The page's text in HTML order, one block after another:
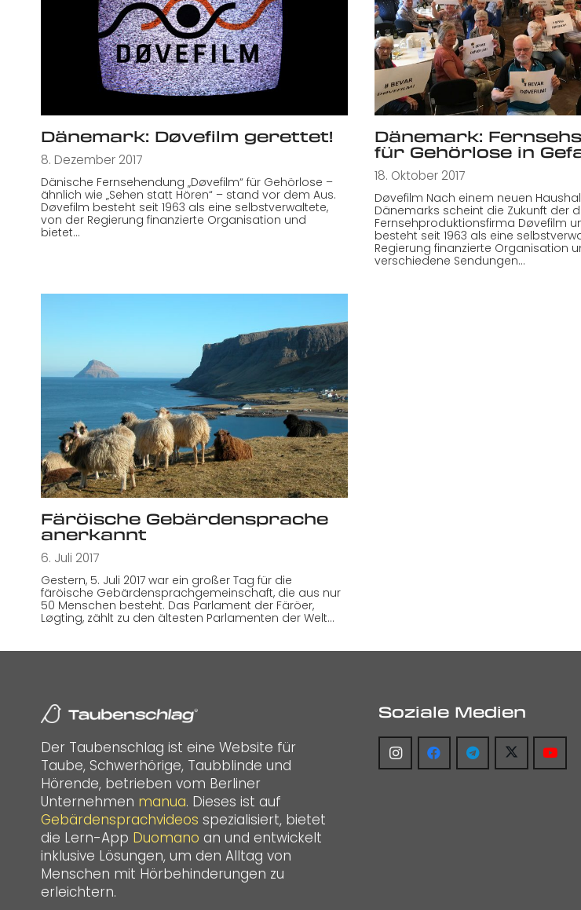
Dänemark: Døvefilm gerettet!
8. Dezember 2017
Dänische Fernsehendung „Døvefilm“ für Gehörlose –
ähnlich wie „Sehen statt Hören“ – stand vor dem Aus.
Døvefilm besteht seit 1963 als eine selbstverwaltete,
von der Regierung finanzierte Organisation und
bietet…
Dänemark:
für Gehörlose in
18. Oktober 2017
Døvefilm Nach einem neuen
Dänemarks scheint die Zukunft der
Fernsehproduktionsfirma Døvefilm
besteht seit 1963 als eine
Regierung finanzierte Organisation
verschiedene Sendungen…
Färöische Gebärdensprache
anerkannt
6. Juli 2017
Gestern, 5. Juli 2017 war ein großer Tag für die
färöische Gebärdensprachgemeinschaft, die aus nur
50 Menschen besteht. Das Parlament der Färöer,
Løgting, zählt zu den ältesten Parlamenten der Welt…
Der Taubenschlag ist eine Website für
Taube, Schwerhörige, Taubblinde und
Hörende, betrieben vom Berliner
Unternehmen manua. Dieses ist auf
Gebärdensprachvideos spezialisiert, bietet
die Lern-App Duomano an und entwickelt
inklusive Lösungen, um den Alltag von
Menschen mit Hörbehinderungen zu
erleichtern.
Soziale Medien